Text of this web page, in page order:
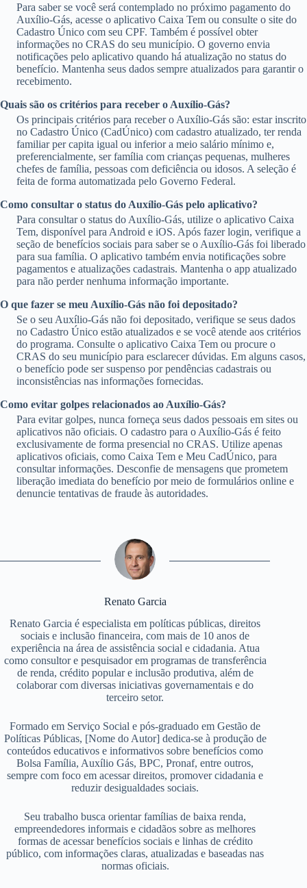
Para saber se você será contemplado no próximo pagamento do
Auxílio-Gás, acesse o aplicativo Caixa Tem ou consulte o site do
Cadastro Único com seu CPF. Também é possível obter
informações no CRAS do seu município. O governo envia
notificações pelo aplicativo quando há atualização no status do
benefício. Mantenha seus dados sempre atualizados para garantir o
recebimento.
Quais são os critérios para receber o Auxílio-Gás?
Os principais critérios para receber o Auxílio-Gás são: estar inscrito
no Cadastro Único (CadÚnico) com cadastro atualizado, ter renda
familiar per capita igual ou inferior a meio salário mínimo e,
preferencialmente, ser família com crianças pequenas, mulheres
chefes de família, pessoas com deficiência ou idosos. A seleção é
feita de forma automatizada pelo Governo Federal.
Como consultar o status do Auxílio-Gás pelo aplicativo?
Para consultar o status do Auxílio-Gás, utilize o aplicativo Caixa
Tem, disponível para Android e iOS. Após fazer login, verifique a
seção de benefícios sociais para saber se o Auxílio-Gás foi liberado
para sua família. O aplicativo também envia notificações sobre
pagamentos e atualizações cadastrais. Mantenha o app atualizado
para não perder nenhuma informação importante.
O que fazer se meu Auxílio-Gás não foi depositado?
Se o seu Auxílio-Gás não foi depositado, verifique se seus dados
no Cadastro Único estão atualizados e se você atende aos critérios
do programa. Consulte o aplicativo Caixa Tem ou procure o
CRAS do seu município para esclarecer dúvidas. Em alguns casos,
o benefício pode ser suspenso por pendências cadastrais ou
inconsistências nas informações fornecidas.
Como evitar golpes relacionados ao Auxílio-Gás?
Para evitar golpes, nunca forneça seus dados pessoais em sites ou
aplicativos não oficiais. O cadastro para o Auxílio-Gás é feito
exclusivamente de forma presencial no CRAS. Utilize apenas
aplicativos oficiais, como Caixa Tem e Meu CadÚnico, para
consultar informações. Desconfie de mensagens que prometem
liberação imediata do benefício por meio de formulários online e
denuncie tentativas de fraude às autoridades.
Renato Garcia
Renato Garcia é especialista em políticas públicas, direitos
sociais e inclusão financeira, com mais de 10 anos de
experiência na área de assistência social e cidadania. Atua
como consultor e pesquisador em programas de transferência
de renda, crédito popular e inclusão produtiva, além de
colaborar com diversas iniciativas governamentais e do
terceiro setor.
Formado em Serviço Social e pós-graduado em Gestão de
Políticas Públicas, [Nome do Autor] dedica-se à produção de
conteúdos educativos e informativos sobre benefícios como
Bolsa Família, Auxílio Gás, BPC, Pronaf, entre outros,
sempre com foco em acessar direitos, promover cidadania e
reduzir desigualdades sociais.
Seu trabalho busca orientar famílias de baixa renda,
empreendedores informais e cidadãos sobre as melhores
formas de acessar benefícios sociais e linhas de crédito
público, com informações claras, atualizadas e baseadas nas
normas oficiais.